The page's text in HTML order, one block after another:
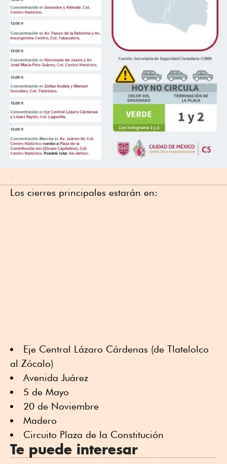
Los cierres principales estarán en:
Eje Central Lázaro Cárdenas (de Tlatelolco
al Zócalo)
Avenida Juárez
5 de Mayo
20 de Noviembre
Madero
Circuito Plaza de la Constitución
Te puede interesar